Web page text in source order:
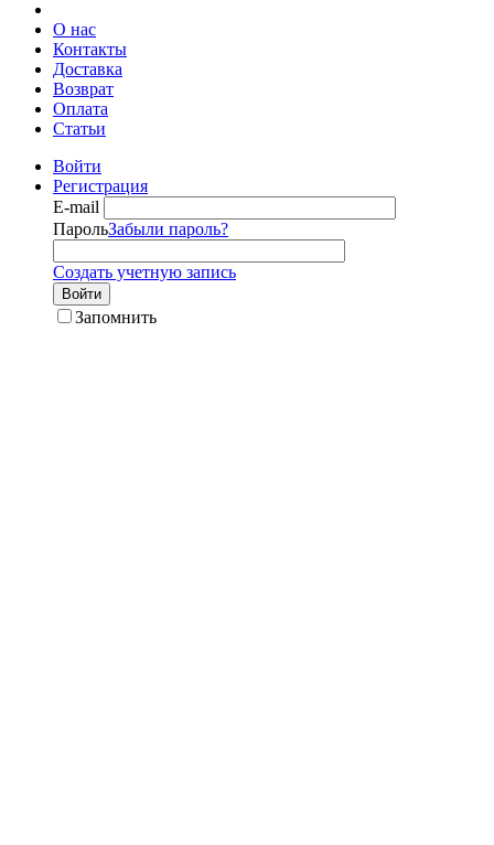
О нас
Контакты
Доставка
Возврат
Оплата
Статьи
Войти
Регистрация
E-mail
ПарольЗабыли пароль?
Создать учетную запись
Войти
Запомнить